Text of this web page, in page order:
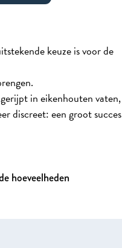
keuze is voor de
in eikenhouten vaten,
discreet: een groot succes
hoeveelheden